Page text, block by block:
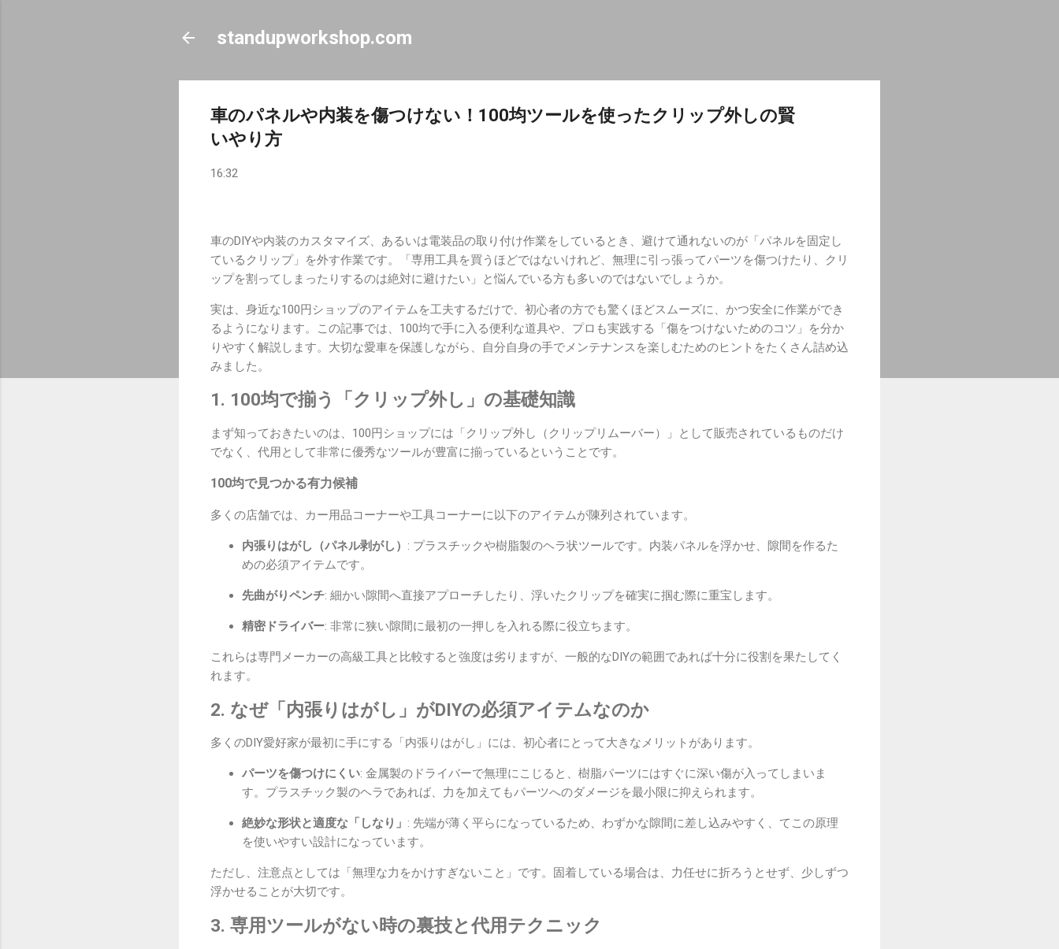
standupworkshop.com
車のパネルや内装を傷つけない！100均ツールを使ったクリップ外しの賢
いやり方
16:32
車のDIYや内装のカスタマイズ、あるいは電装品の取り付け作業をしているとき、避けて通れないのが「パネルを固定し
ているクリップ」を外す作業です。「専用工具を買うほどではないけれど、無理に引っ張ってパーツを傷つけたり、クリ
ップを割ってしまったりするのは絶対に避けたい」と悩んでいる方も多いのではないでしょうか。
実は、身近な100円ショップのアイテムを工夫するだけで、初心者の方でも驚くほどスムーズに、かつ安全に作業ができ
るようになります。この記事では、100均で手に入る便利な道具や、プロも実践する「傷をつけないためのコツ」を分か
りやすく解説します。大切な愛車を保護しながら、自分自身の手でメンテナンスを楽しむためのヒントをたくさん詰め込
みました。
1. 100均で揃う「クリップ外し」の基礎知識
まず知っておきたいのは、100円ショップには「クリップ外し（クリップリムーバー）」として販売されているものだけ
でなく、代用として非常に優秀なツールが豊富に揃っているということです。
100均で見つかる有力候補
多くの店舗では、カー用品コーナーや工具コーナーに以下のアイテムが陳列されています。
内張りはがし（パネル剥がし） : プラスチックや樹脂製のヘラ状ツールです。内装パネルを浮かせ、隙間を作るた
めの必須アイテムです。
先曲がりペンチ: 細かい隙間へ直接アプローチしたり、浮いたクリップを確実に掴む際に重宝します。
精密ドライバー: 非常に狭い隙間に最初の一押しを入れる際に役立ちます。
これらは専門メーカーの高級工具と比較すると強度は劣りますが、一般的なDIYの範囲であれば十分に役割を果たしてく
れます。
2. なぜ「内張りはがし」がDIYの必須アイテムなのか
多くのDIY愛好家が最初に手にする「内張りはがし」には、初心者にとって大きなメリットがあります。
パーツを傷つけにくい: 金属製のドライバーで無理にこじると、樹脂パーツにはすぐに深い傷が入ってしまいま
す。プラスチック製のヘラであれば、力を加えてもパーツへのダメージを最小限に抑えられます。
絶妙な形状と適度な「しなり」 : 先端が薄く平らになっているため、わずかな隙間に差し込みやすく、てこの原理
を使いやすい設計になっています。
ただし、注意点としては「無理な力をかけすぎないこと」です。固着している場合は、力任せに折ろうとせず、少しずつ
浮かせることが大切です。
3. 専用ツールがない時の裏技と代用テクニック